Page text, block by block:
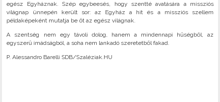
egész Egyháznak. Szép egybeesés, hogy szentté avatására a missziós
világnap ünnepén került sor: az Egyház a hit és a missziós szellem
példaképeként mutatja be őt az egész világnak.
A szentség nem egy távoli dolog, hanem a mindennapi hűségből, az
egyszerű imádságból, a soha nem lankadó szeretetből fakad.
P. Alessandro Barelli SDB/Szaléziak.HU